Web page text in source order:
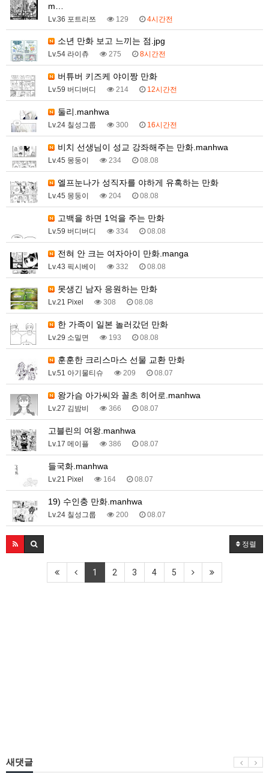
m…
Lv.36 포트리쯔 129 4시간전
소년 만화 보고 느끼는 점.jpg
Lv.54 라이츄 275 8시간전
버튜버 키즈케 야이짱 만화
Lv.59 버디버디 214 12시간전
둘리.manhwa
Lv.24 칠성그룹 300 16시간전
비치 선생님이 성교 강좌해주는 만화.manhwa
Lv.45 몽둥이 234 08.08
엘프눈나가 성직자를 야하게 유혹하는 만화
Lv.45 몽둥이 204 08.08
고백을 하면 1억을 주는 만화
Lv.59 버디버디 334 08.08
전혀 안 크는 여자아이 만화.manga
Lv.43 픽시베이 332 08.08
못생긴 남자 응원하는 만화
Lv.21 Pixel 308 08.08
한 가족이 일본 놀러갔던 만화
Lv.29 소밀면 193 08.08
훈훈한 크리스마스 선물 교환 만화
Lv.51 아기물티슈 209 08.07
왕가슴 아가씨와 꼴초 히어로.manhwa
Lv.27 김밤비 366 08.07
고블린의 여왕.manhwa
Lv.17 메이플 386 08.07
들국화.manhwa
Lv.21 Pixel 164 08.07
19) 수인충 만화.manhwa
Lv.24 칠성그룹 200 08.07
정렬
1 2 3 4 5
새댓글